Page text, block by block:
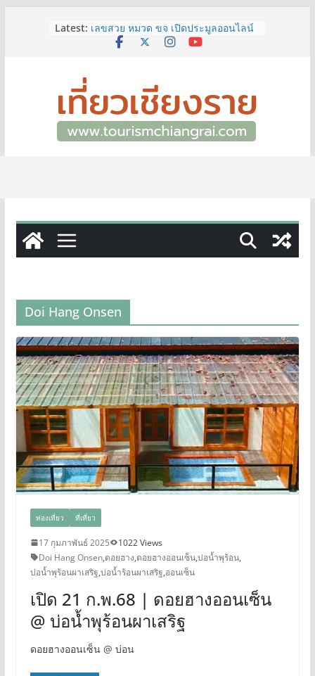
Latest: เชียงรายหน้าฝน ให้ชุ่มฉ่ำหัวใจไปกับ
“Feel All the Feelings” เที่ยวให้สนุก
เลขสวย หมวด ขจ เปิดประมูลออนไลน์
แล้ววันนี้ เลขเด่น เลขมงคล ความหมาย
ดีมีให้เลือกหลากหลายทั้ง 301 หมายเลข
3 พิกัด ที่เที่ยวชมงานเทศกาลโล้ชิงช้า
จ.เชียงราย ที่ไม่ควรพลาด!
ศิลปะมีชีวิต หนุนเศรษฐกิจสร้างสรรค์
Doi Hang Onsen
ท่องเที่ยว ที่เที่ยว
17 กุมภาพันธ์ 2025
1022 Views
Doi Hang Onsen,ดอยฮาง,ดอยฮางออนเซ็น,บ่อน้ำพุร้อน,
บ่อน้ำพุร้อนผาเสริฐ,บ่อน้ำร้อนผาเสริฐ,ออนเซ็น
เปิด 21 ก.พ.68 | ดอยฮางออนเซ็น
@ บ่อน้ำพุร้อนผาเสริฐ
ดอยฮางออนเซ็น @ บ่อน